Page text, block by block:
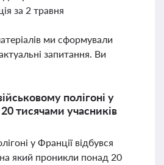
за 2 травня
ми сформували
запитання. Ви
полігоні у
тисячами учасників
у Франції відбувся
який проникли понад 20